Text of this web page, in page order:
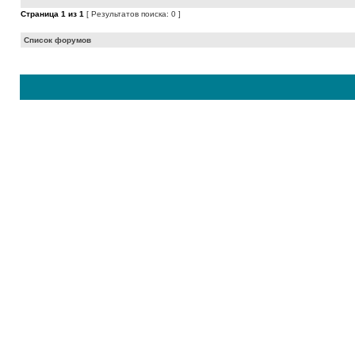
Страница 1 из 1 [ Результатов поиска: 0 ]
Список форумов